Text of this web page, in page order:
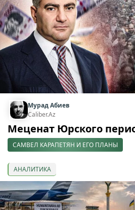
Мурад Абиев
Caliber.Az
Меценат Юрского
САМВЕЛ КАРАПЕТЯН И ЕГО ПЛАНЫ
АНАЛИТИКА